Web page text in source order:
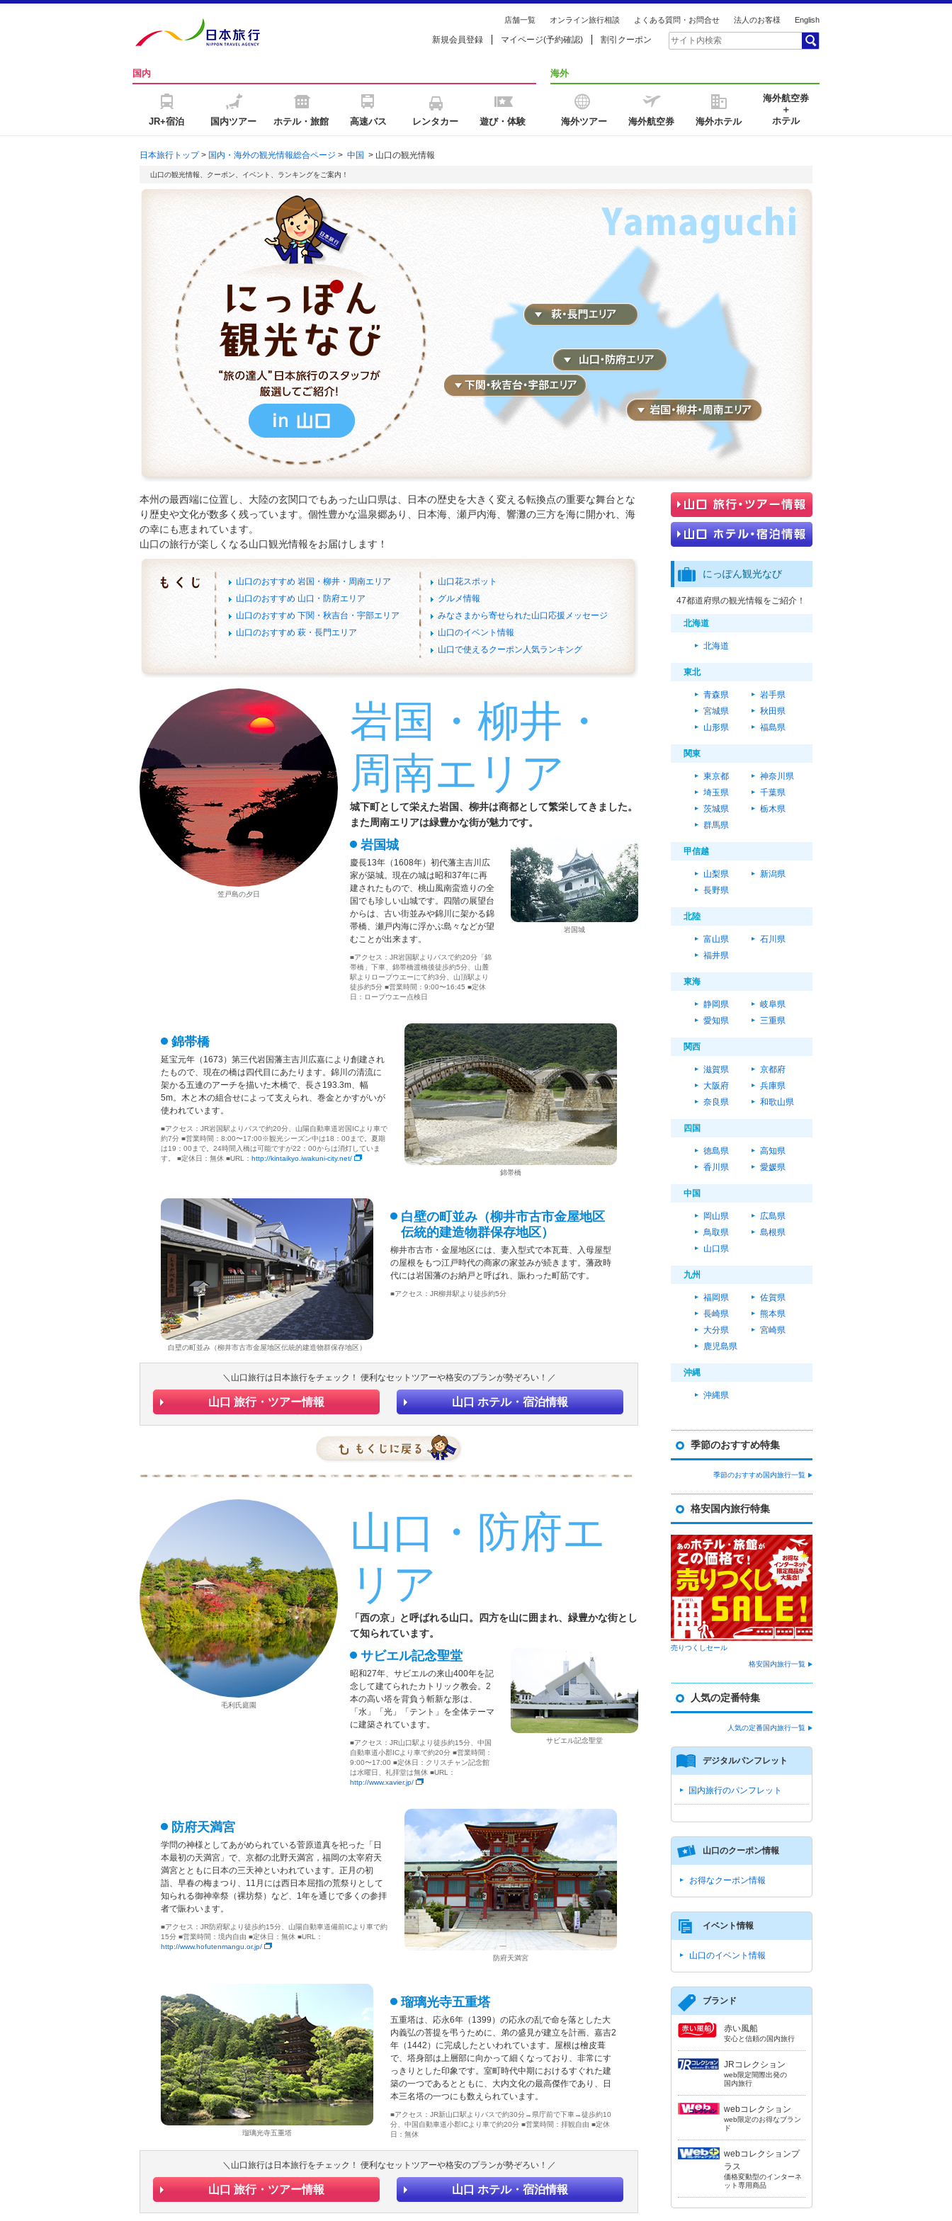
店舗一覧 オンライン旅行相談 よくある質問・お問合せ 法人のお客様 English
新規会員登録 マイページ(予約確認) 割引クーポン
国内
JR+宿泊 国内ツアー ホテル・旅館 高速バス レンタカー 遊び・体験
海外
海外ツアー 海外航空券 海外ホテル
海外航空券
＋
ホテル
日本旅行トップ> 国内・海外の観光情報総合ページ > 中国 > 山口の観光情報
山口の観光情報、クーポン、イベント、ランキングをご案内！
本州の最西端に位置し、大陸の玄関口でもあった山口県は、日本の歴史を大きく変える転換点の重要な舞台とな
り歴史や文化が数多く残っています。個性豊かな温泉郷あり、日本海、瀬戸内海、響灘の三方を海に開かれ、海
の幸にも恵まれています。
山口の旅行が楽しくなる山口観光情報をお届けします！
山口のおすすめ 岩国・柳井・周南エリア
山口のおすすめ 山口・防府エリア
山口のおすすめ 下関・秋吉台・宇部エリア
山口のおすすめ 萩・長門エリア
山口花スポット
グルメ情報
みなさまから寄せられた山口応援メッセージ
山口のイベント情報
山口で使えるクーポン人気ランキング
笠戸島の夕日
岩国・柳井・
周南エリア
城下町として栄えた岩国、柳井は商都として繁栄してきました。
また周南エリアは緑豊かな街が魅力です。
岩国城
慶長13年（1608年）初代藩主吉川広
家が築城。現在の城は昭和37年に再
建されたもので、桃山風南蛮造りの全
国でも珍しい山城です。四階の展望台
からは、古い街並みや錦川に架かる錦
帯橋、瀬戸内海に浮かぶ島々などが望
むことが出来ます。
■アクセス：JR岩国駅よりバスで約20分「錦
帯橋」下車、錦帯橋渡橋後徒歩約5分、山麓
駅よりロープウエーにて約3分、山頂駅より
徒歩約5分 ■営業時間：9:00〜16:45 ■定休
日：ロープウエー点検日
岩国城
錦帯橋
延宝元年（1673）第三代岩国藩主吉川広嘉により創建され
たもので、現在の橋は四代目にあたります。錦川の清流に
架かる五連のアーチを描いた木橋で、長さ193.3m、幅
5m。木と木の組合せによって支えられ、巻金とかすがいが
使われています。
■アクセス：JR岩国駅よりバスで約20分、山陽自動車道岩国ICより車で
約7分 ■営業時間：8:00〜17:00※観光シーズン中は18：00まで。夏期
は19：00まで。24時間入橋は可能ですが22：00からは消灯していま
す。 ■定休日：無休 ■URL： http://kintaikyo.iwakuni-city.net/
錦帯橋
白壁の町並み（柳井市古市金屋地区伝統的建造物群保存地区）
白壁の町並み（柳井市古市金屋地区
伝統的建造物群保存地区）
柳井市古市・金屋地区には、妻入型式で本瓦葺、入母屋型
の屋根をもつ江戸時代の商家の家並みが続きます。藩政時
代には岩国藩のお納戸と呼ばれ、賑わった町筋です。
■アクセス：JR柳井駅より徒歩約5分
＼山口旅行は日本旅行をチェック！ 便利なセットツアーや格安のプランが勢ぞろい！／
山口 旅行・ツアー情報 山口 ホテル・宿泊情報
毛利氏庭園
山口・防府エ
リア
「西の京」と呼ばれる山口。四方を山に囲まれ、緑豊かな街とし
て知られています。
サビエル記念聖堂
昭和27年、サビエルの来山400年を記
念して建てられたカトリック教会。2
本の高い塔を背負う斬新な形は、
「水」「光」「テント」を全体テーマ
に建築されています。
■アクセス：JR山口駅より徒歩約15分、中国
自動車道小郡ICより車で約20分 ■営業時間：
9:00〜17:00 ■定休日：クリスチャン記念館
は水曜日、礼拝堂は無休 ■URL：
http://www.xavier.jp/
サビエル記念聖堂
防府天満宮
学問の神様としてあがめられている菅原道真を祀った「日
本最初の天満宮」で、京都の北野天満宮，福岡の太宰府天
満宮とともに日本の三天神といわれています。正月の初
詣、早春の梅まつり、11月には西日本屈指の荒祭りとして
知られる御神幸祭（裸坊祭）など、1年を通じで多くの参拝
者で賑わいます。
■アクセス：JR防府駅より徒歩約15分、山陽自動車道備前ICより車で約
15分 ■営業時間：境内自由 ■定休日：無休 ■URL：
http://www.hofutenmangu.or.jp/
防府天満宮
瑠璃光寺五重塔
瑠璃光寺五重塔
五重塔は、応永6年（1399）の応永の乱で命を落とした大
内義弘の菩提を弔うために、弟の盛見が建立を計画、嘉吉2
年（1442）に完成したといわれています。屋根は檜皮葺
で、塔身部は上層部に向かって細くなっており、非常にす
っきりとした印象です。室町時代中期におけるすぐれた建
築の一つであるとともに、大内文化の最高傑作であり、日
本三名塔の一つにも数えられています。
■アクセス：JR新山口駅よりバスで約30分→県庁前で下車→徒歩約10
分、中国自動車道小郡ICより車で約20分 ■営業時間：拝観自由 ■定休
日：無休
＼山口旅行は日本旅行をチェック！ 便利なセットツアーや格安のプランが勢ぞろい！／
山口 旅行・ツアー情報 山口 ホテル・宿泊情報
にっぽん観光なび
47都道府県の観光情報をご紹介！
北海道
北海道
東北
青森県
岩手県
宮城県
秋田県
山形県
福島県
関東
東京都
神奈川県
埼玉県
千葉県
茨城県
栃木県
群馬県
甲信越
山梨県
新潟県
長野県
北陸
富山県
石川県
福井県
東海
静岡県
岐阜県
愛知県
三重県
関西
滋賀県
京都府
大阪府
兵庫県
奈良県
和歌山県
四国
徳島県
高知県
香川県
愛媛県
中国
岡山県
広島県
鳥取県
島根県
山口県
九州
福岡県
佐賀県
長崎県
熊本県
大分県
宮崎県
鹿児島県
沖縄
沖縄県
季節のおすすめ特集
季節のおすすめ国内旅行一覧
格安国内旅行特集
売りつくしセール
格安国内旅行一覧
人気の定番特集
人気の定番国内旅行一覧
デジタルパンフレット
国内旅行のパンフレット
山口のクーポン情報
お得なクーポン情報
イベント情報
山口のイベント情報
ブランド
赤い風船
安心と信頼の国内旅行
JRコレクション
web限定間際出発の
国内旅行
webコレクション
web限定のお得なブラン
ド
webコレクションプ
ラス
価格変動型のインターネ
ット専用商品